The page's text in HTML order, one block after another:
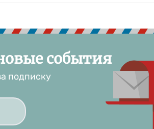
события
подписку